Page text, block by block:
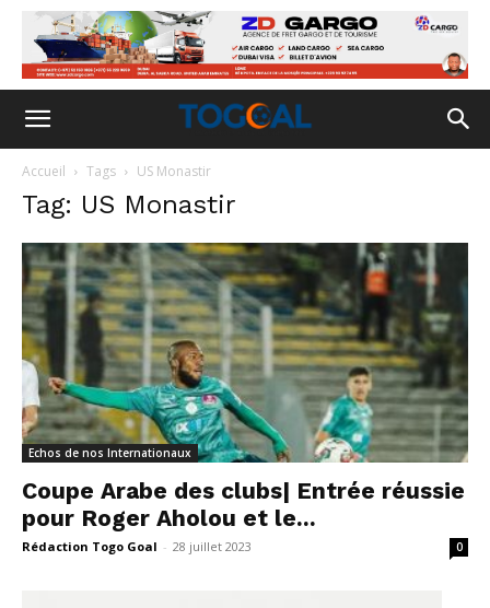
Accueil Tags US Monastir
Tag: US Monastir
Echos de nos Internationaux
Coupe Arabe des clubs| Entrée réussie
pour Roger Aholou et le...
Rédaction Togo Goal - 28 juillet 2023 0